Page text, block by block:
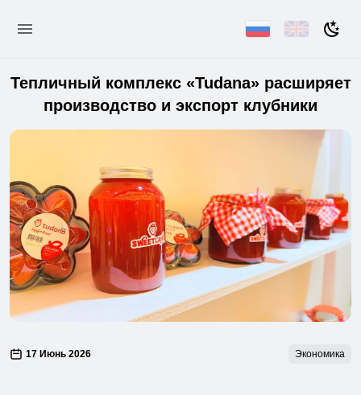
Тепличный комплекс «Tudana» расширяет
производство и экспорт клубники
17 Июнь 2026 Экономика